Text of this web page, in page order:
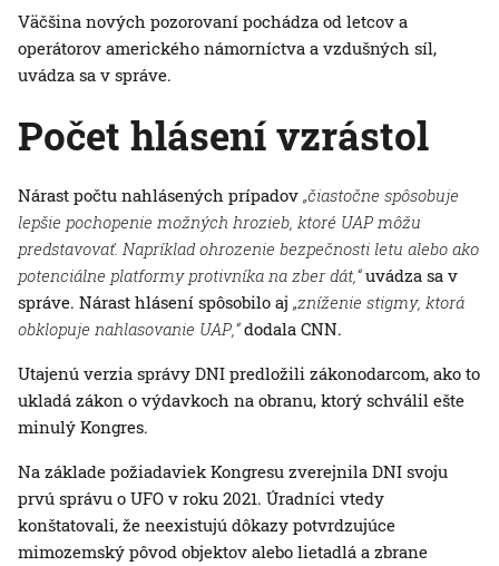
Väčšina nových pozorovaní pochádza od letcov a
operátorov amerického námorníctva a vzdušných síl,
uvádza sa v správe.
Počet hlásení vzrástol
Nárast počtu nahlásených prípadov „čiastočne spôsobuje
lepšie pochopenie možných hrozieb, ktoré UAP môžu
predstavovať. Napríklad ohrozenie bezpečnosti letu alebo ako
potenciálne platformy protivníka na zber dát,“uvádza sa v
správe. Nárast hlásení spôsobilo aj „zníženie stigmy, ktorá
obklopuje nahlasovanie UAP,“dodala CNN.
Utajenú verzia správy DNI predložili zákonodarcom, ako to
ukladá zákon o výdavkoch na obranu, ktorý schválil ešte
minulý Kongres.
Na základe požiadaviek Kongresu zverejnila DNI svoju
prvú správu o UFO v roku 2021. Úradníci vtedy
konštatovali, že neexistujú dôkazy potvrdzujúce
mimozemský pôvod objektov alebo lietadlá a zbrane